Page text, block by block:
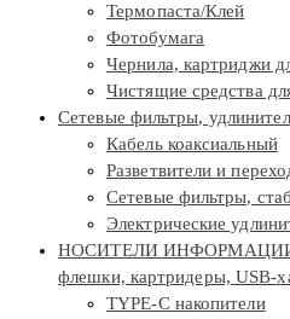
Термопаста/Клей
Фотобумага
Чернила, картриджи
Чистящие средства
Сетевые фильтры,
Кабель коаксиальный
Разветвители и
Сетевые фильтры,
Электрические
НОСИТЕЛИ ИНФОРМАЦИИ
флешки, картридеры, USB-
TYPE-C накопители